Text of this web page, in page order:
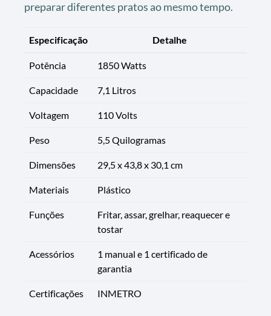
preparar diferentes pratos ao mesmo tempo.
Especificação Detalhe
Potência 1850 Watts
Capacidade 7,1 Litros
Voltagem 110 Volts
Peso 5,5 Quilogramas
Dimensões 29,5 x 43,8 x 30,1 cm
Materiais Plástico
Funções
Fritar, assar, grelhar, reaquecer e
tostar
Acessórios
1 manual e 1 certificado de
garantia
Certificações INMETRO